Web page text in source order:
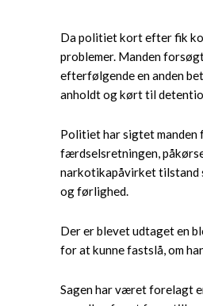
Da politiet kort efter fik
problemer. Manden
efterfølgende en anden
anholdt og kørt til
Politiet har sigtet manden
færdselsretningen,
narkotikapåvirket tilstand
og førlighed.
Der er blevet udtaget en
for at kunne fastslå, om
Sagen har været forelagt